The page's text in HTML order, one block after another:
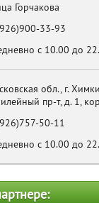
Горчакова
33-93
с 10.00 до
обл., г.
пр-т, д. 1,
50-11
с 10.00 до